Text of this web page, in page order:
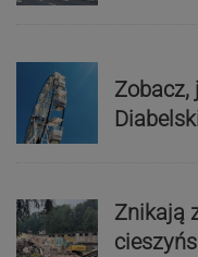
Zobacz,
Znikają